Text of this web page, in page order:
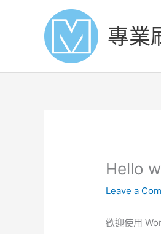
專業
Hello
Leave a
歡迎使用